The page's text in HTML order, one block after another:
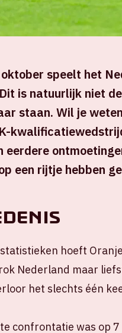
speelt het
is natuurlijk niet
staan. Wil je
eerdere
een rijtje hebben
hoeft
Nederland maar
het slechts één
confrontatie was op